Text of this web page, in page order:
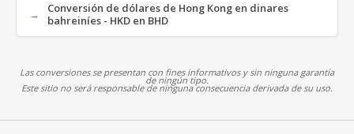
Conversión de dólares de Hong Kong en dinares
bahreiníes - HKD en BHD
Las conversiones se presentan con fines informativos y sin ninguna garantía
de ningún tipo.
Este sitio no será responsable de ninguna consecuencia derivada de su uso.